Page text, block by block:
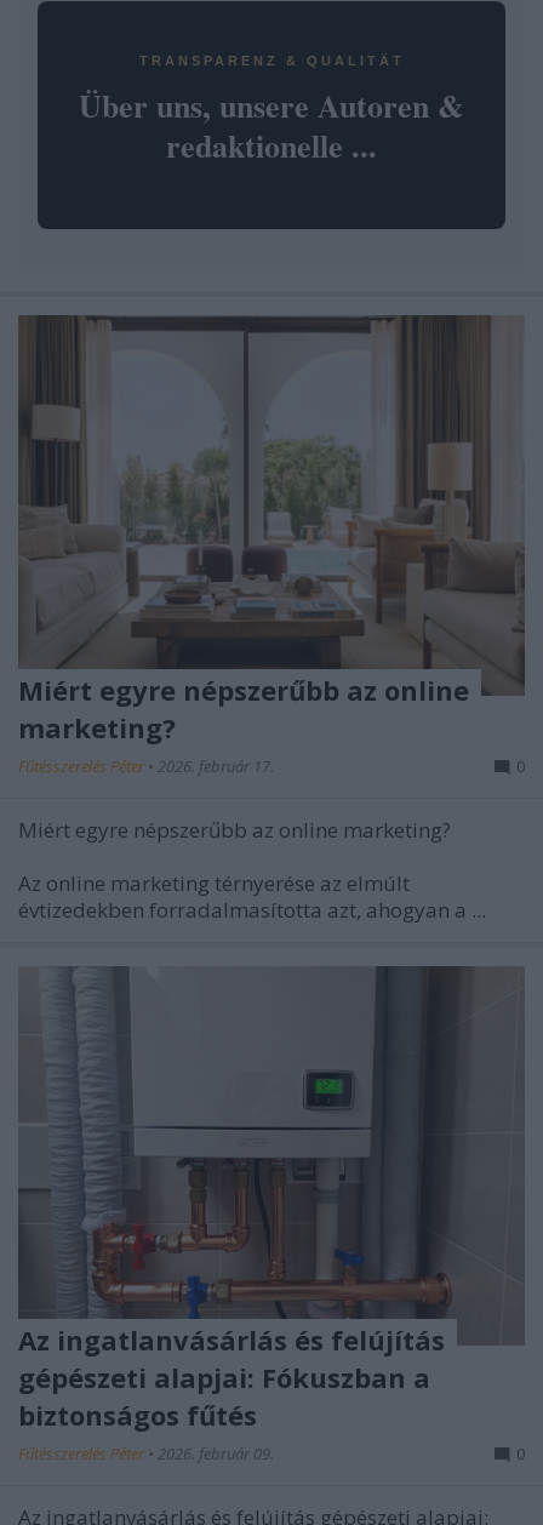
TRANSPARENZ & QUALITÄT
Über uns, unsere Autoren &
redaktionelle ...
Miért egyre népszerűbb az online
marketing?
Fűtésszerelés Péter • 2026. február 17. 0
Miért egyre népszerűbb az online marketing?
Az online marketing térnyerése az elmúlt
évtizedekben forradalmasította azt, ahogyan a ...
Az ingatlanvásárlás és felújítás
gépészeti alapjai: Fókuszban a
biztonságos fűtés
Fűtésszerelés Péter • 2026. február 09. 0
Az ingatlanvásárlás és felújítás gépészeti alapjai: